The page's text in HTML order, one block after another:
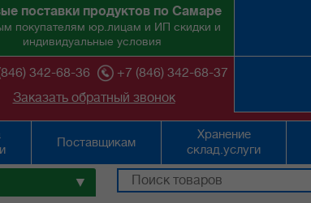
поставки продуктов по Самаре
покупателям юр.лицам и ИП скидки и
индивидуальные условия
342-68-36
+7 (846) 342-68-37
Заказать обратный звонок
Поставщикам
Хранение
склад.услуги
▼